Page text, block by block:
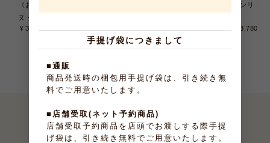
《お届けは9/22まで》テリー
ヌ・ドゥ・フリュイ 6種6個入
￥3,240
アンリ・
￥3,780
最近見たお菓子
手提げ袋につきまして
■通販
商品発送時の梱包用手提げ袋は、引き続き無
料でご用意いたします。
■店舗受取(ネット予約商品)
店舗受取予約商品を店頭でお渡しする際手提
げ袋は、引き続き無料でご用意いたします。